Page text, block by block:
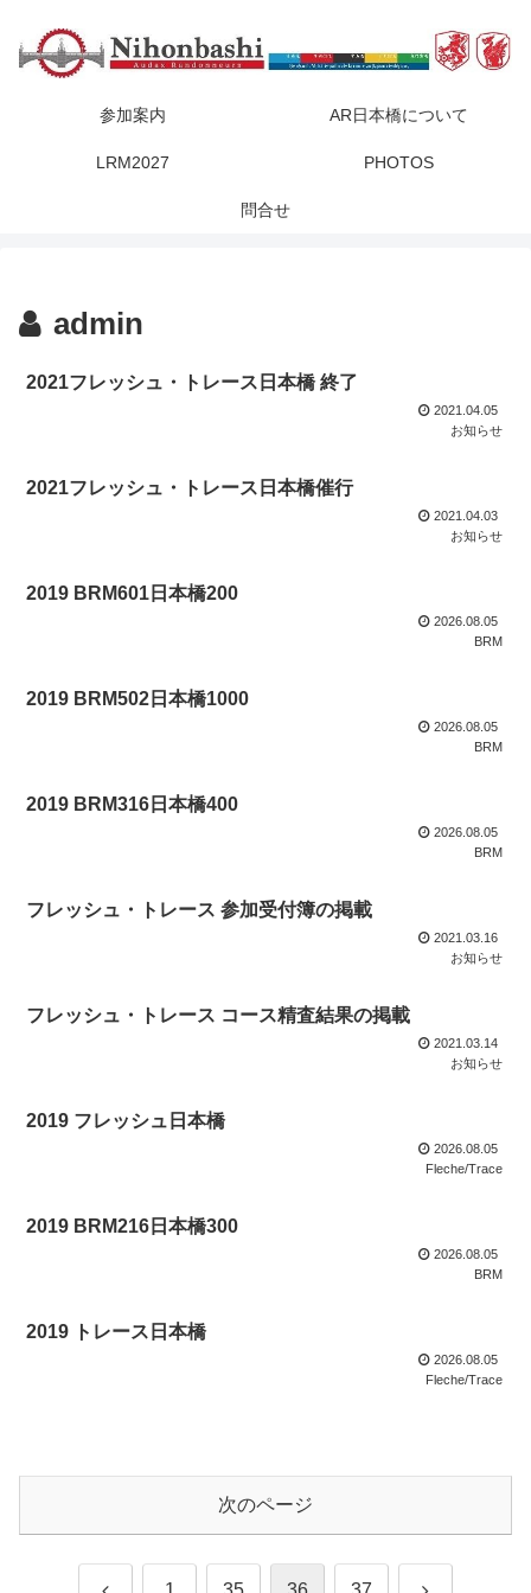
参加案内 AR日本橋について
LRM2027 PHOTOS
問合せ
admin
2021フレッシュ・トレース日本橋 終了
2021.04.05
お知らせ
2021フレッシュ・トレース日本橋催行
2021.04.03
お知らせ
2019 BRM601日本橋200
2026.08.05
BRM
2019 BRM502日本橋1000
2026.08.05
BRM
2019 BRM316日本橋400
2026.08.05
BRM
フレッシュ・トレース 参加受付簿の掲載
2021.03.16
お知らせ
フレッシュ・トレース コース精査結果の掲載
2021.03.14
お知らせ
2019 フレッシュ日本橋
2026.08.05
Fleche/Trace
2019 BRM216日本橋300
2026.08.05
BRM
2019 トレース日本橋
2026.08.05
Fleche/Trace
次のページ
前 次